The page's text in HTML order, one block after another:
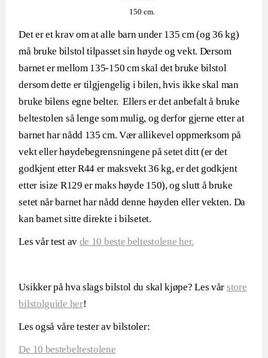
150 cm.
Det er et krav om at alle barn under 135 cm (og 36 kg)
må bruke bilstol tilpasset sin høyde og vekt. Dersom
barnet er mellom 135-150 cm skal det bruke bilstol
dersom dette er tilgjengelig i bilen, hvis ikke skal man
bruke bilens egne belter. Ellers er det anbefalt å bruke
beltestolen så lenge som mulig, og derfor gjerne etter at
barnet har nådd 135 cm. Vær allikevel oppmerksom på
vekt eller høydebegrensningene på setet ditt (er det
godkjent etter R44 er maksvekt 36 kg, er det godkjent
etter isize R129 er maks høyde 150), og slutt å bruke
setet når barnet har nådd denne høyden eller vekten. Da
kan barnet sitte direkte i bilsetet.
Les vår test av de 10 beste beltestolene her.
Usikker på hva slags bilstol du skal kjøpe? Les vår store
bilstolguide her!
Les også våre tester av bilstoler:
De 10 bestebeltestolene